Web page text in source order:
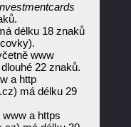
délku 18 znaků
www
22 znaků.
a http
má délku 29
a https